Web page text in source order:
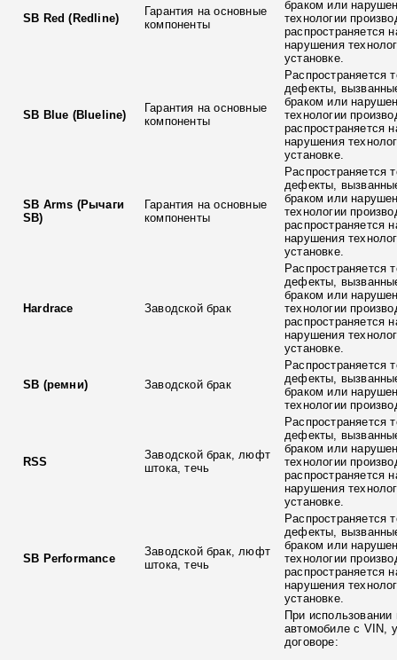
SB Red (Redline)
Гарантия на основные
компоненты
браком или
технологии
распространяется
нарушения
установке.
SB Blue (Blueline)
Гарантия на основные
компоненты
Распространяется
дефекты,
браком или
технологии
распространяется
нарушения
установке.
SB Arms (Рычаги
SB)
Гарантия на основные
компоненты
Распространяется
дефекты,
браком или
технологии
распространяется
нарушения
установке.
Hardrace Заводской брак
Распространяется
дефекты,
браком или
технологии
распространяется
нарушения
установке.
SB (ремни) Заводской брак
Распространяется
дефекты,
браком или
технологии
RSS
Заводской брак, люфт
штока, течь
Распространяется
дефекты,
браком или
технологии
распространяется
нарушения
установке.
SB Performance
Заводской брак, люфт
штока, течь
Распространяется
дефекты,
браком или
технологии
распространяется
нарушения
установке.
При использовании
автомобиле с VIN,
договоре: